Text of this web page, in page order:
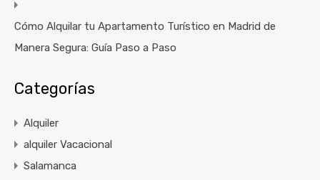
Cómo Alquilar tu Apartamento Turístico en Madrid de
Manera Segura: Guía Paso a Paso
Categorías
Alquiler
alquiler Vacacional
Salamanca